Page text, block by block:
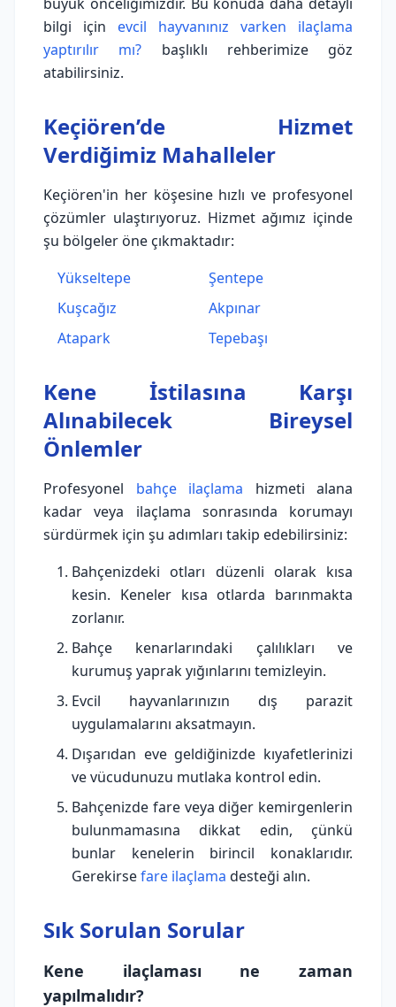
bilgi için evcil hayvanınız varken ilaçlama
yaptırılır mı? başlıklı rehberimize göz
atabilirsiniz.
Keçiören’de Hizmet
Verdiğimiz Mahalleler
Keçiören'in her köşesine hızlı ve profesyonel
çözümler ulaştırıyoruz. Hizmet ağımız içinde
şu bölgeler öne çıkmaktadır:
Yükseltepe
Şentepe
Kuşcağız
Akpınar
Atapark
Tepebaşı
Kene İstilasına Karşı
Alınabilecek Bireysel
Önlemler
Profesyonel bahçe ilaçlama hizmeti alana
kadar veya ilaçlama sonrasında korumayı
sürdürmek için şu adımları takip edebilirsiniz:
Bahçenizdeki otları düzenli olarak kısa
kesin. Keneler kısa otlarda barınmakta
zorlanır.
Bahçe kenarlarındaki çalılıkları ve
kurumuş yaprak yığınlarını temizleyin.
Evcil hayvanlarınızın dış parazit
uygulamalarını aksatmayın.
Dışarıdan eve geldiğinizde kıyafetlerinizi
ve vücudunuzu mutlaka kontrol edin.
Bahçenizde fare veya diğer kemirgenlerin
bulunmamasına dikkat edin, çünkü
bunlar kenelerin birincil konaklarıdır.
Gerekirsefare ilaçlama desteği alın.
Sık Sorulan Sorular
Kene ilaçlaması ne zaman
yapılmalıdır?